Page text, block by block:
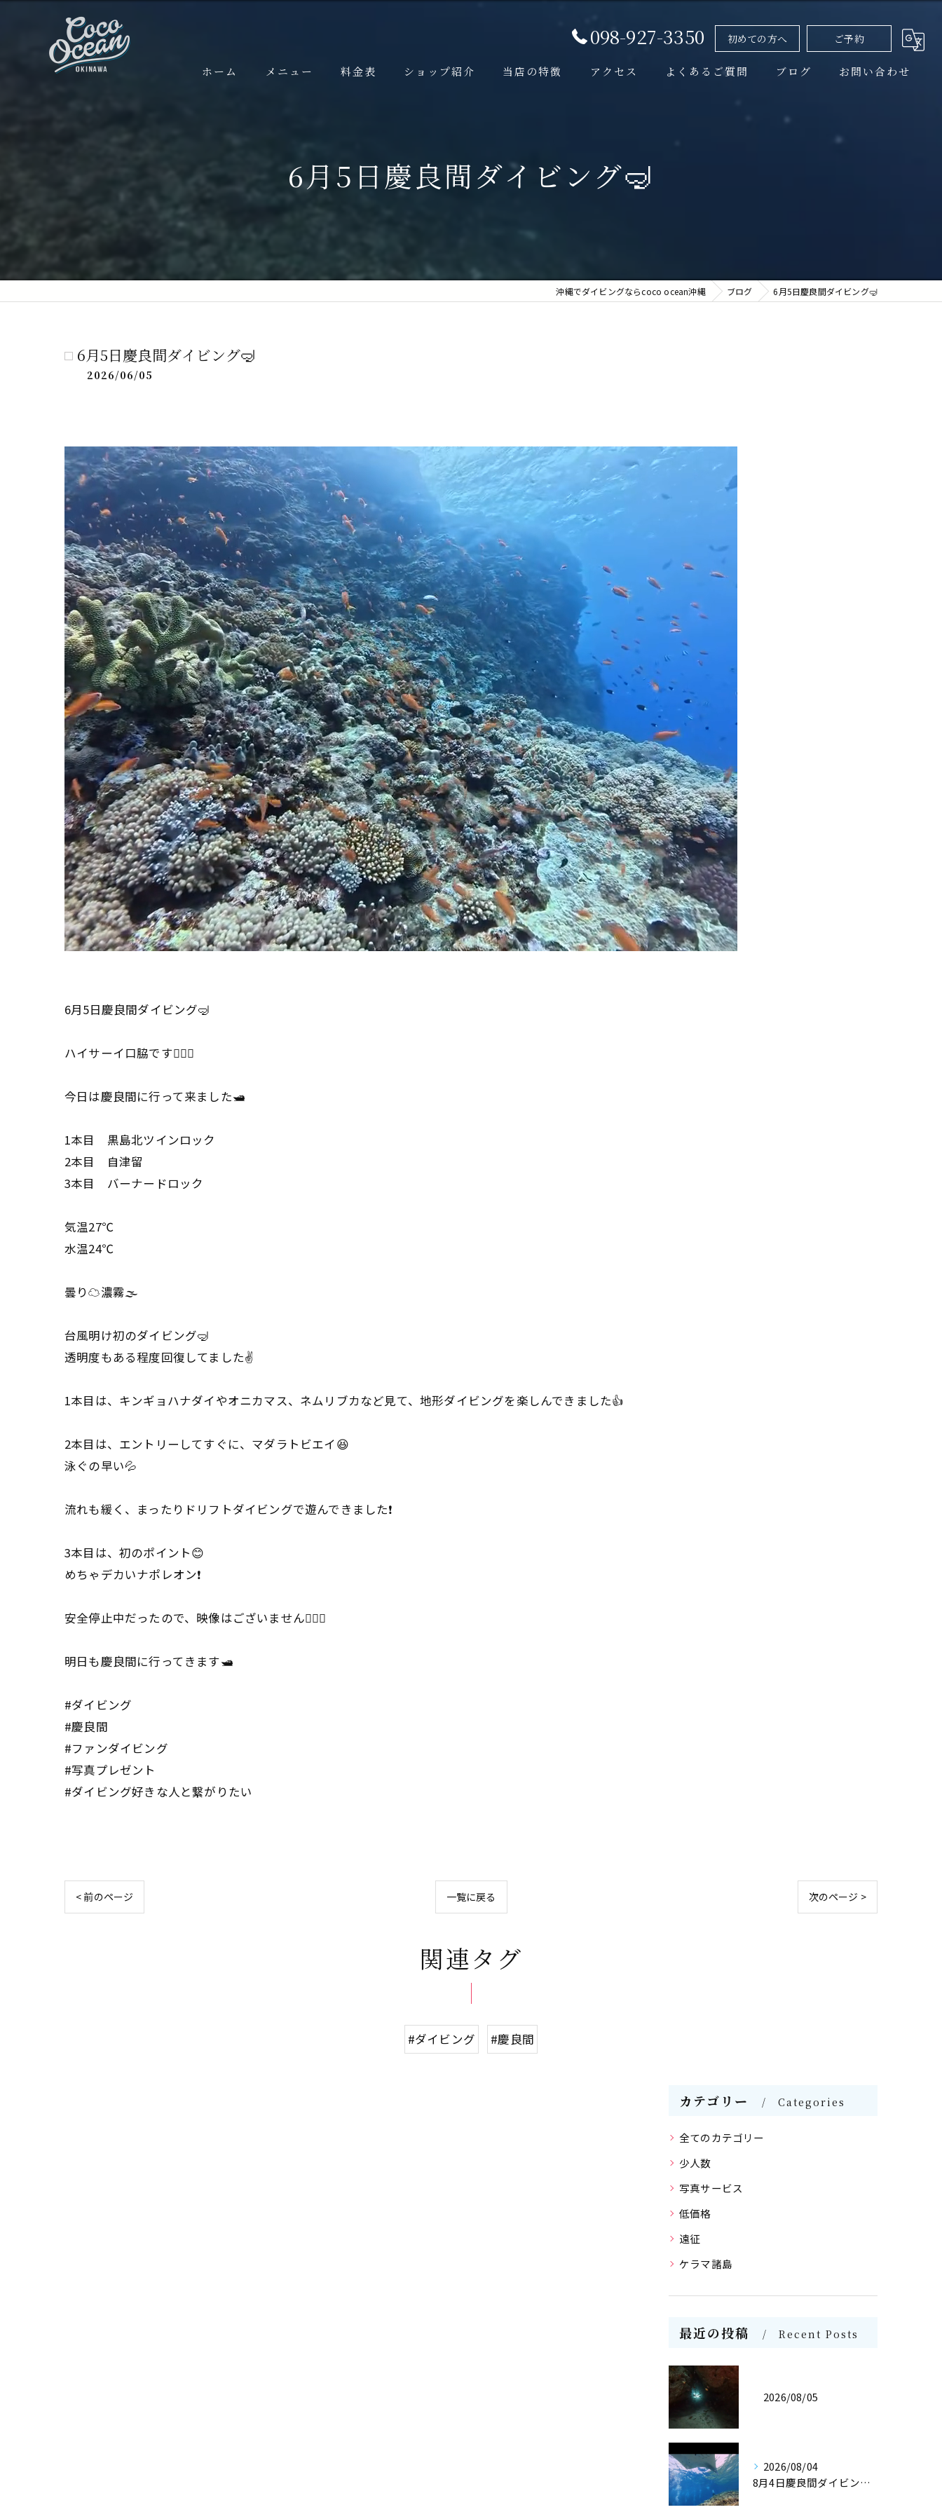
098-927-3350 初めての方へ ご予約
ホーム メニュー
半日ケラマ (チービシ) FUNダイビング
渡名喜遠征FUNダイビング
ケラマシュノーケル
半日ケラマ (チービシ) シュノーケル
ライセンス講習
ボートチャーター
ダイビングポイントで選ぶ
料金表 ショップ紹介 当店の特徴
低価格
アクセス よくあるご質問 ブログ
イベント情報
お問い合わせ
6月5日慶良間ダイビング🤿
沖縄でダイビングならcoco ocean沖縄 ブログ 6月5日慶良間ダイビング🤿
6月5日慶良間ダイビング🤿
2026/06/05
6月5日慶良間ダイビング🤿
ハイサーイ口脇です🙋🏾‍♂️
今日は慶良間に行って来ました🛥️
1本目 黒島北ツインロック
2本目 自津留
3本目 バーナードロック
気温27℃
水温24℃
曇り☁️濃霧🌫️
台風明け初のダイビング🤿
透明度もある程度回復してました✌️
1本目は、キンギョハナダイやオニカマス、ネムリブカなど見て、地形ダイビングを楽しんできました👍
2本目は、エントリーしてすぐに、マダラトビエイ😆
泳ぐの早い💦
流れも緩く、まったりドリフトダイビングで遊んできました❗️
3本目は、初のポイント😊
めちゃデカいナポレオン❗️
安全停止中だったので、映像はございません🙇🏽‍♂️
明日も慶良間に行ってきます🛥️
#ダイビング
#慶良間
#ファンダイビング
#写真プレゼント
#ダイビング好きな人と繋がりたい
< 前のページ 一覧に戻る 次のページ >
関連タグ
#ダイビング #慶良間
カテゴリー Categories
全てのカテゴリー
少人数
写真サービス
低価格
遠征
ケラマ諸島
最近の投稿 Recent Posts
2026/08/05
2026/08/04
8月4日慶良間ダイビング🤿